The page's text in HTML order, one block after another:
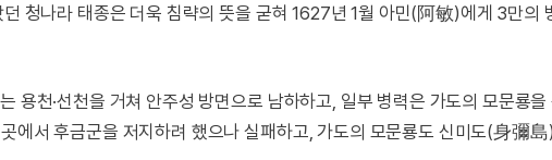
청나라 태종은 더욱 침략의 뜻을 굳혀 1627년 1월 아민(阿敏)에게 3만의
용천·선천을 거쳐 안주성 방면으로 남하하고, 일부 병력은 가도의 모문룡을
에서 후금군을 저지하려 했으나 실패하고, 가도의 모문룡도 신미도(身彌島